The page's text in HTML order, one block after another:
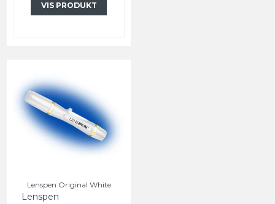
VIS PRODUKT
Lenspen Original White
Lenspen